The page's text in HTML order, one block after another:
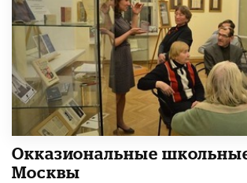
​Окказиональные
Москвы